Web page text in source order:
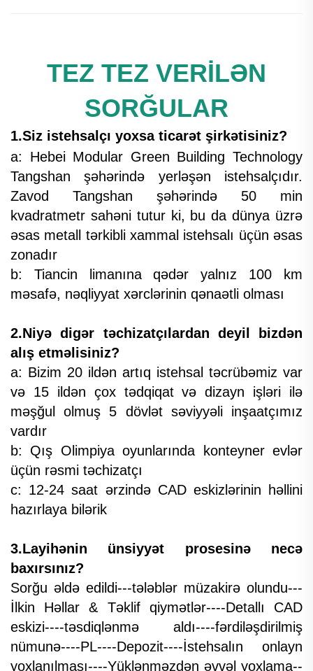
TEZ TEZ VERİLƏN
SORĞULAR
1.Siz istehsalçı yoxsa ticarət şirkətisiniz?
a: Hebei Modular Green Building Technology
Tangshan şəhərində yerləşən istehsalçıdır.
Zavod Tangshan şəhərində 50 min
kvadratmetr sahəni tutur ki, bu da dünya üzrə
əsas metall tərkibli xammal istehsalı üçün əsas
zonadır
b: Tiancin limanına qədər yalnız 100 km
məsafə, nəqliyyat xərclərinin qənaətli olması
2.Niyə digər təchizatçılardan deyil bizdən
alış etməlisiniz?
a: Bizim 20 ildən artıq istehsal təcrübəmiz var
və 15 ildən çox tədqiqat və dizayn işləri ilə
məşğul olmuş 5 dövlət səviyyəli inşaatçımız
vardır
b: Qış Olimpiya oyunlarında konteyner evlər
üçün rəsmi təchizatçı
c: 12-24 saat ərzində CAD eskizlərinin həllini
hazırlaya bilərik
3.Layihənin ünsiyyət prosesinə necə
baxırsınız?
Sorğu əldə edildi---tələblər müzakirə olundu---
İlkin Həllar & Təklif qiymətlər----Detallı CAD
eskizi----təsdiqlənmə aldı----fərdiləşdirilmiş
nümunə----PL----Depozit----İstehsalın onlayn
yoxlanılması----Yüklənməzdən əvvəl yoxlama--